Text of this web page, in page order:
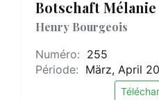
Botschaft Mélanie
Henry Bourgeois
Numéro: 255
Période: März, April